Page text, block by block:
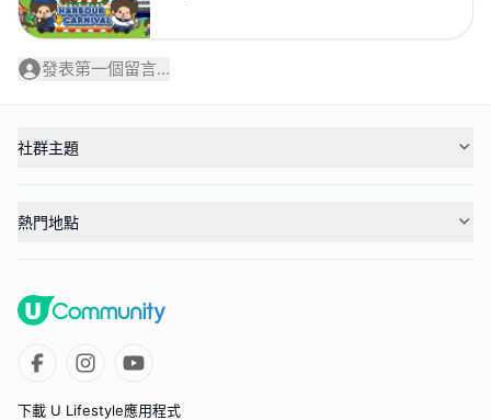
發表第一個留言...
社群主題
熱門地點
下載 U Lifestyle應用程式